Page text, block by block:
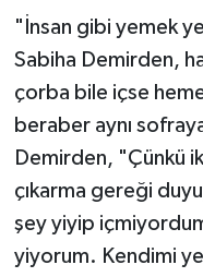
"İnsan gibi yemek
Sabiha Demirden,
çorba bile içse
beraber aynı
Demirden, "Çünkü
çıkarma gereği
şey yiyip
yiyorum. Kendimi